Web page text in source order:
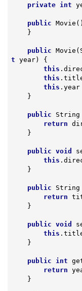
private
int
public Movie ()
public Movie
t year)
{
this
this
this
public String
return
public void
this
public String
return
public void
this
public int
return